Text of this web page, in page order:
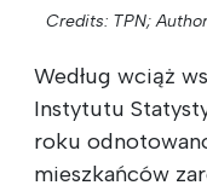
Credits: TPN;
Według wciąż
Instytutu
roku
mieszkańców